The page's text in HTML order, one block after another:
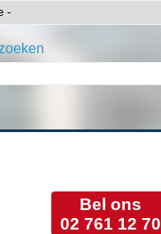
Bel ons
02 761 12 70